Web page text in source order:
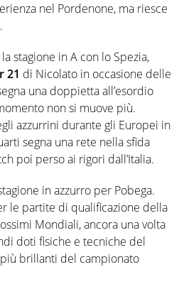
nel Pordenone, ma riesce
stagione in A con lo Spezia,
21 di Nicolato in occasione delle
una doppietta all’esordio
non si muove più.
azzurrini durante gli Europei in
segna una rete nella sfida
poi perso ai rigori dall’Italia.
in azzurro per Pobega.
le partite di qualificazione della
Mondiali, ancora una volta
doti fisiche e tecniche del
brillanti del campionato